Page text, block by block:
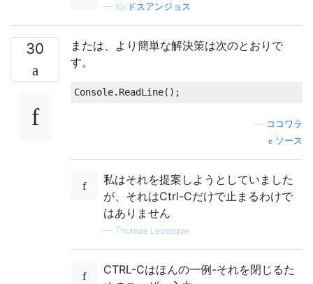
— Iúriドスアンジョス
30
または、より簡単な解決策は次のとおりで
す。
Console. ReadLine();
ココワラ
ソース
私はそれを提案しようとしていました
が、それはCtrl-Cだけで止まるわけで
はありません
— Thomas Levesque
CTRL-Cはほんの一例-それを閉じるた